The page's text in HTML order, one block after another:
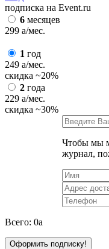
подписка на Event.ru
6 месяцев
299 a/мес.
1 год
249 a/мес.
скидка ~20%
2 года
229 a/мес.
скидка ~30%
Чтобы мы
журнал,
Всего: 0a
Оформить подписку!